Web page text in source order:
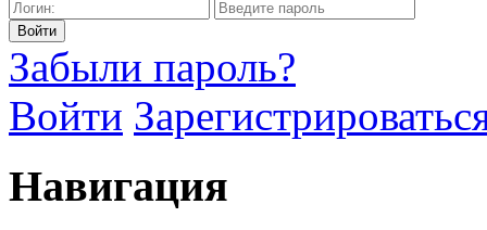
Забыли пароль?
Войти
Навигация